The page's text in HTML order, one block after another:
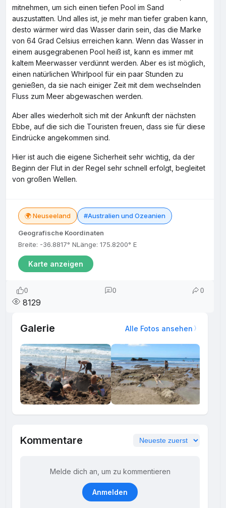
mitnehmen, um sich einen tiefen Pool im Sand
auszustatten. Und alles ist, je mehr man tiefer graben kann,
desto wärmer wird das Wasser darin sein, das die Marke
von 64 Grad Celsius erreichen kann. Wenn das Wasser in
einem ausgegrabenen Pool heiß ist, kann es immer mit
kaltem Meerwasser verdünnt werden. Aber es ist möglich,
einen natürlichen Whirlpool für ein paar Stunden zu
genießen, da sie nach einiger Zeit mit dem wechselnden
Fluss zum Meer abgewaschen werden.
Aber alles wiederholt sich mit der Ankunft der nächsten
Ebbe, auf die sich die Touristen freuen, dass sie für diese
Eindrücke angekommen sind.
Hier ist auch die eigene Sicherheit sehr wichtig, da der
Beginn der Flut in der Regel sehr schnell erfolgt, begleitet
von großen Wellen.
🌍 Neuseeland #Australien und Ozeanien
Geografische Koordinaten
Breite: -36.8817° NLänge: 175.8200° E
Karte anzeigen
0 0 0
8129
Galerie Alle Fotos ansehen
Kommentare
Melde dich an, um zu kommentieren
Anmelden